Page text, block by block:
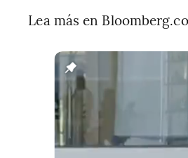
Lea más en